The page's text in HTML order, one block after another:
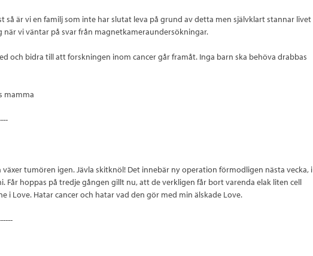
så är vi en familj som inte har slutat leva på grund av detta men självklart stannar livet
när vi väntar på svar från magnetkameraundersökningar.
och bidra till att forskningen inom cancer går framåt. Inga barn ska behöva drabbas
mamma
tumören igen. Jävla skitknöl! Det innebär ny operation förmodligen nästa vecka, i
Får hoppas på tredje gången gillt nu, att de verkligen får bort varenda elak liten cell
i Love. Hatar cancer och hatar vad den gör med min älskade Love.